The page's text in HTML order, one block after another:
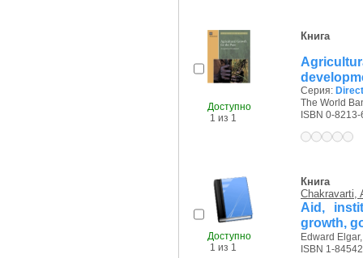
Доступно
1 из 1
Книга
Серия:
The World
ISBN 0-
Доступно
1 из 1
Книга
Chakravarti,
Aid,
growth,
Edward
ISBN 1-